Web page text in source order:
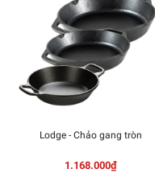
Lodge - Chảo gang tròn
1.168.000₫